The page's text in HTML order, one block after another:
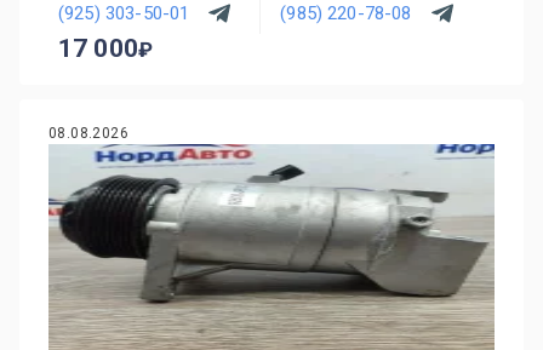
(925) 303-50-01 (985) 220-78-08
17 000
08.08.2026